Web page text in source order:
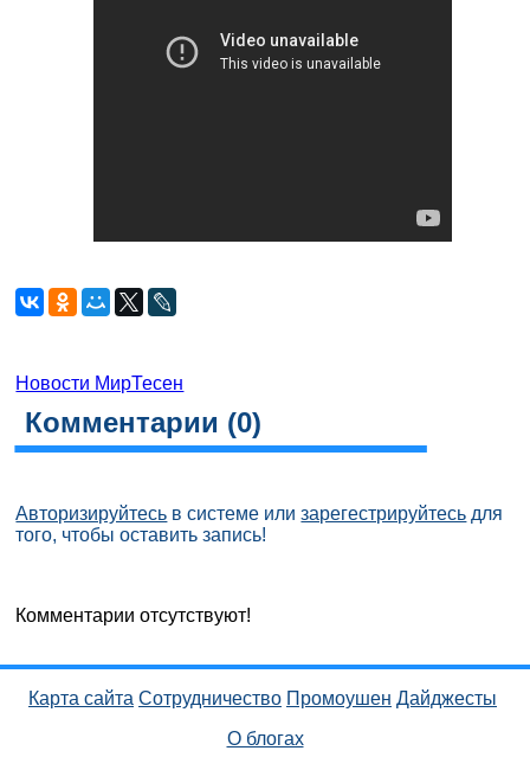
Новости МирТесен
Комментарии (0)
Авторизируйтесь в системе илизарегестрируйтесь для
того, чтобы оставить запись!
Комментарии отсутствуют!
Карта сайта Сотрудничество Промоушен Дайджесты
О блогах